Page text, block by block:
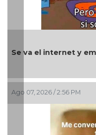
Se va el internet y
Ago 07, 2026 / 2:56 PM